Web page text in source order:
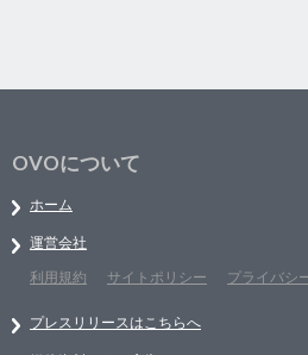
OVOについて
ホーム
運営会社
利用規約
サイトポリシー プライバシ
プレスリリースはこちらへ